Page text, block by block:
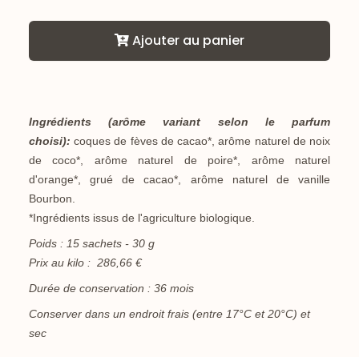
Ajouter au panier
Ingrédients (arôme variant selon le parfum
choisi):coques de fèves de cacao*, arôme naturel de noix
de coco*, arôme naturel de poire*, arôme naturel
d'orange*, grué de cacao*, arôme naturel de vanille
Bourbon.
*Ingrédients issus de l'agriculture biologique.
Poids : 15 sachets - 30 g
Prix au kilo : 286,66 €
Durée de conservation : 36 mois
Conserver dans un endroit frais (entre 17°C et 20°C) et
sec